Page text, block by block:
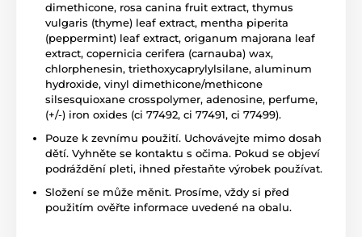
dimethicone, rosa canina fruit extract, thymus
vulgaris (thyme) leaf extract, mentha piperita
(peppermint) leaf extract, origanum majorana leaf
extract, copernicia cerifera (carnauba) wax,
chlorphenesin, triethoxycaprylylsilane, aluminum
hydroxide, vinyl dimethicone/methicone
silsesquioxane crosspolymer, adenosine, perfume,
(+/-) iron oxides (ci 77492, ci 77491, ci 77499).
Pouze k zevnímu použití. Uchovávejte mimo dosah
dětí. Vyhněte se kontaktu s očima. Pokud se objeví
podráždění pleti, ihned přestaňte výrobek používat.
Složení se může měnit. Prosíme, vždy si před
použitím ověřte informace uvedené na obalu.